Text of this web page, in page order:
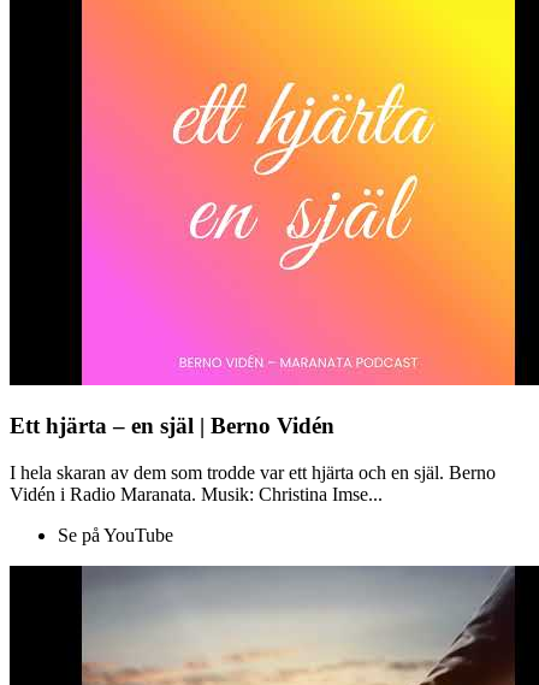
Ett hjärta – en själ | Berno Vidén
I hela skaran av dem som trodde var ett hjärta och en själ. Berno
Vidén i Radio Maranata. Musik: Christina Imse...
Se på YouTube